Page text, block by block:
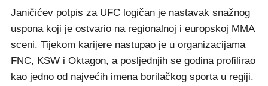
Janičićev potpis za UFC logičan je nastavak snažnog
uspona koji je ostvario na regionalnoj i europskoj MMA
sceni. Tijekom karijere nastupao je u organizacijama
FNC, KSW i Oktagon, a posljednjih se godina profilirao
kao jedno od najvećih imena borilačkog sporta u regiji.